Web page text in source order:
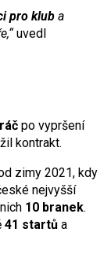
pro klub a
uvedl
po vypršení
kontrakt.
zimy 2021, kdy
nejvyšší
10 branek.
41 startů a